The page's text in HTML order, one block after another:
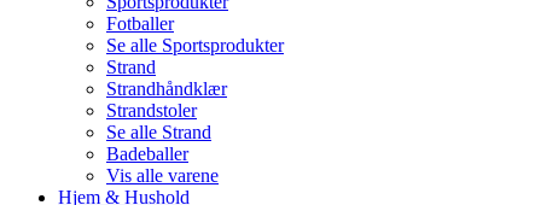
Fotballer
Se alle Sportsprodukter
Strand
Strandhåndklær
Strandstoler
Se alle Strand
Badeballer
Vis alle varene
Hjem & Hushold